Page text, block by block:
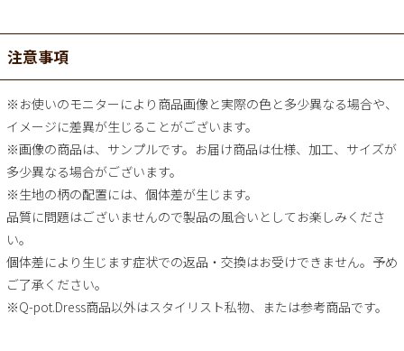
注意事項
※お使いのモニターにより商品画像と実際の色と多少異なる場合や、
イメージに差異が生じることがございます。
※画像の商品は、サンプルです。お届け商品は仕様、加工、サイズが
多少異なる場合がございます。
※生地の柄の配置には、個体差が生じます。
品質に問題はございませんので製品の風合いとしてお楽しみくださ
い。
個体差により生じます症状での返品・交換はお受けできません。予め
ご了承ください。
※Q-pot.Dress商品以外はスタイリスト私物、または参考商品です。